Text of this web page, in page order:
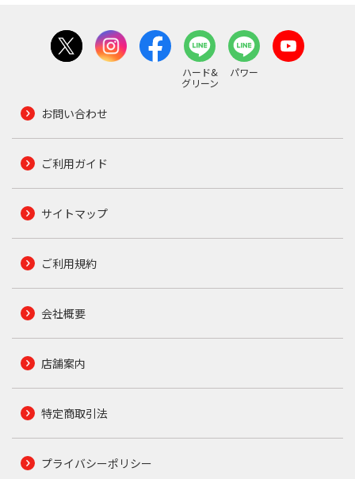
ハード&
グリーン
パワー
お問い合わせ
ご利用ガイド
サイトマップ
ご利用規約
会社概要
店舗案内
特定商取引法
プライバシーポリシー